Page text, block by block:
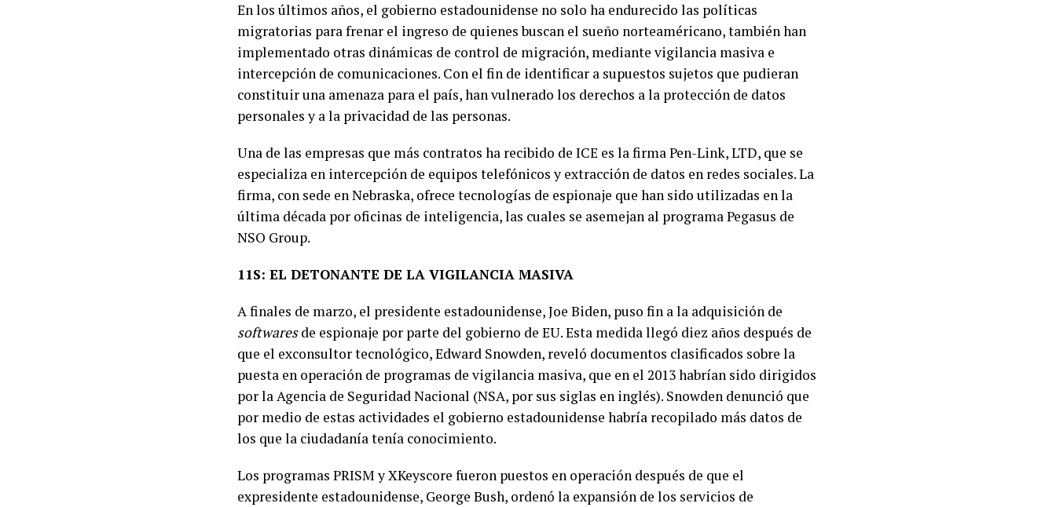
En los últimos años, el gobierno estadounidense no solo ha endurecido las políticas
migratorias para frenar el ingreso de quienes buscan el sueño norteaméricano, también han
implementado otras dinámicas de control de migración, mediante vigilancia masiva e
intercepción de comunicaciones. Con el fin de identificar a supuestos sujetos que pudieran
constituir una amenaza para el país, han vulnerado los derechos a la protección de datos
personales y a la privacidad de las personas.
Una de las empresas que más contratos ha recibido de ICE es la firma Pen-Link, LTD, que se
especializa en intercepción de equipos telefónicos y extracción de datos en redes sociales. La
firma, con sede en Nebraska, ofrece tecnologías de espionaje que han sido utilizadas en la
última década por oficinas de inteligencia, las cuales se asemejan al programa Pegasus de
NSO Group.
11S: EL DETONANTE DE LA VIGILANCIA MASIVA
A finales de marzo, el presidente estadounidense, Joe Biden, puso fin a la adquisición de
softwaresde espionaje por parte del gobierno de EU. Esta medida llegó diez años después de
que el exconsultor tecnológico, Edward Snowden, reveló documentos clasificados sobre la
puesta en operación de programas de vigilancia masiva, que en el 2013 habrían sido dirigidos
por la Agencia de Seguridad Nacional (NSA, por sus siglas en inglés). Snowden denunció que
por medio de estas actividades el gobierno estadounidense habría recopilado más datos de
los que la ciudadanía tenía conocimiento.
Los programas PRISM y XKeyscore fueron puestos en operación después de que el
expresidente estadounidense, George Bush, ordenó la expansión de los servicios de